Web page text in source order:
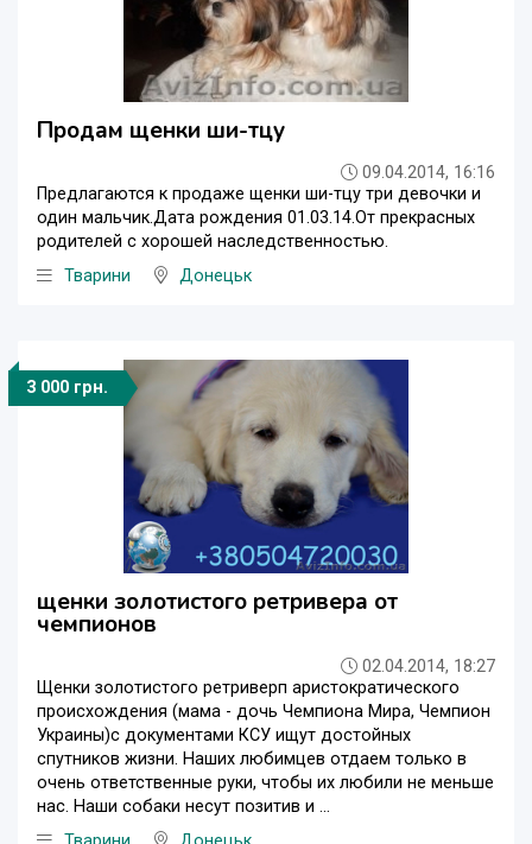
Продам щенки ши-тцу
09.04.2014, 16:16
Предлагаются к продаже щенки ши-тцу три девочки и
один мальчик.Дата рождения 01.03.14.От прекрасных
родителей с хорошей наследственностью.
Тварини
Донецьк
3 000 грн.
щенки золотистого ретривера от
чемпионов
02.04.2014, 18:27
Щенки золотистого ретриверп аристократического
происхождения (мама - дочь Чемпиона Мира, Чемпион
Украины)с документами КСУ ищут достойных
спутников жизни. Наших любимцев отдаем только в
очень ответственные руки, чтобы их любили не меньше
нас. Наши собаки несут позитив и ...